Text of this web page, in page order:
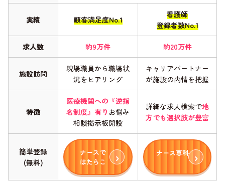
実績 顧客満足度No.1
看護師
登録者数No.1
求人数 約9万件 約20万件
施設訪問
現場職員から職場状
況をヒアリング
キャリアパートナー
が施設の内情を把握
特徴
医療機関への『逆指
名制度』有り お悩み
相談掲示板開設
詳細な求人検索で地
方でも選択肢が豊富
簡単登録
(無料)
ナースで
はたらこ
ナース専科